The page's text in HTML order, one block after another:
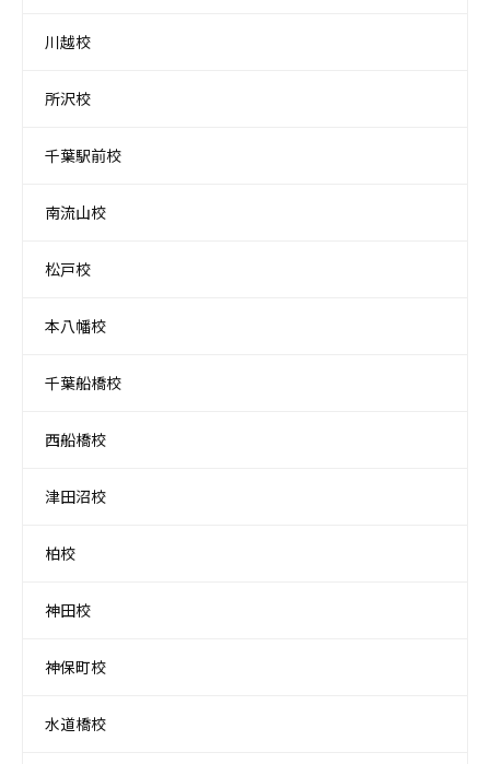
川越校
所沢校
千葉駅前校
南流山校
松戸校
本八幡校
千葉船橋校
西船橋校
津田沼校
柏校
神田校
神保町校
水道橋校